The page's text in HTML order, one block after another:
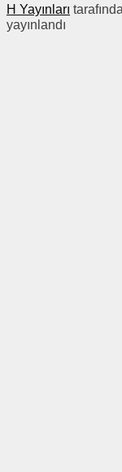
H Yayınları
yayınlandı